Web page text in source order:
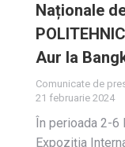
Naționale
Aur la
Comunicate de
21 februarie 2024
În perioada 2-6
Expoziția